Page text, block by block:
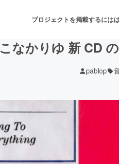
プロジェクトを掲載するには
音楽
ゲーム・サービス開発
こなかりゆ 新 CD
pablop